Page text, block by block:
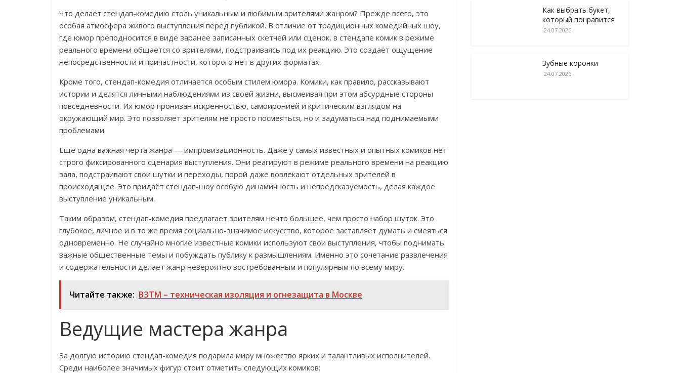
Что делает стендап-комедию столь уникальным и любимым зрителями жанром? Прежде всего, это
особая атмосфера живого выступления перед публикой. В отличие от традиционных комедийных шоу,
где юмор преподносится в виде заранее записанных скетчей или сценок, в стендапе комик в режиме
реального времени общается со зрителями, подстраиваясь под их реакцию. Это создаёт ощущение
непосредственности и причастности, которого нет в других форматах.
Кроме того, стендап-комедия отличается особым стилем юмора. Комики, как правило, рассказывают
истории и делятся личными наблюдениями из своей жизни, высмеивая при этом абсурдные стороны
повседневности. Их юмор пронизан искренностью, самоиронией и критическим взглядом на
окружающий мир. Это позволяет зрителям не просто посмеяться, но и задуматься над поднимаемыми
проблемами.
Ещё одна важная черта жанра — импровизационность. Даже у самых известных и опытных комиков нет
строго фиксированного сценария выступления. Они реагируют в режиме реального времени на реакцию
зала, подстраивают свои шутки и переходы, порой даже вовлекают отдельных зрителей в
происходящее. Это придаёт стендап-шоу особую динамичность и непредсказуемость, делая каждое
выступление уникальным.
Таким образом, стендап-комедия предлагает зрителям нечто большее, чем просто набор шуток. Это
глубокое, личное и в то же время социально-значимое искусство, которое заставляет думать и смеяться
одновременно. Не случайно многие известные комики используют свои выступления, чтобы поднимать
важные общественные темы и побуждать публику к размышлениям. Именно это сочетание развлечения
и содержательности делает жанр невероятно востребованным и популярным по всему миру.
Читайте также: ВЗТМ – техническая изоляция и огнезащита в Москве
Ведущие мастера жанра
За долгую историю стендап-комедия подарила миру множество ярких и талантливых исполнителей.
Среди наиболее значимых фигур стоит отметить следующих комиков:
Как выбрать букет,
который понравится
24.07.2026
Зубные коронки
24.07.2026